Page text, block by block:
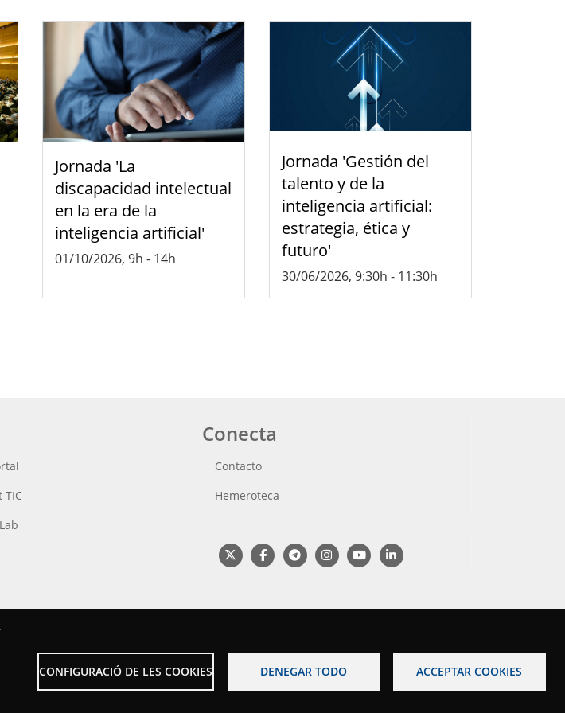
Jornada 'La
discapacidad intelectual
en la era de la
inteligencia artificial'
01/10/2026, 9h - 14h
Jornada 'Gestión del
talento y de la
inteligencia artificial:
estrategia, ética y
futuro'
30/06/2026, 9:30h - 11:30h
Conecta
Contacto
Hemeroteca
CONFIGURACIÓ DE LES COOKIES DENEGAR TODO ACCEPTAR COOKIES